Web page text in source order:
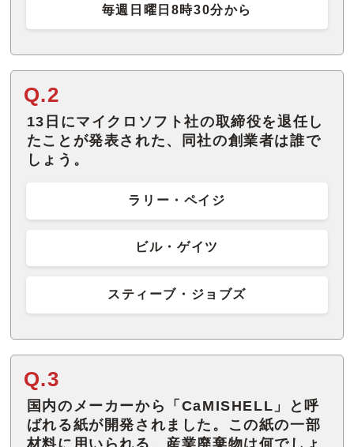
毎週日曜日8時30分から
Q.2
13日にマイクロソフト社の取締役を退任し
たことが発表された、同社の創業者は誰で
しょう。
ラリー・ペイジ
ビル・ゲイツ
スティーブ・ジョブズ
Q.3
国内のメーカーから「CaMISHELL」と呼
ばれる紙が開発されました。この紙の一部
材料に用いられる、産業廃棄物は何でしょ